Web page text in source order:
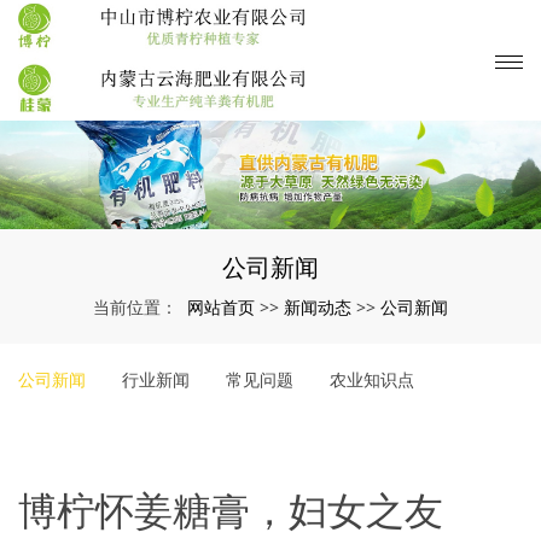
公司新闻
当前位置： 网站首页 >> 新闻动态 >> 公司新闻
公司新闻 行业新闻 常见问题 农业知识点
博柠怀姜糖膏，妇女之友